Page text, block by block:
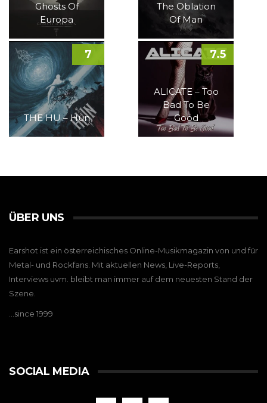
Ghosts Of
Europa
The Oblation
Of Man
THE HU – Hun
7
ALICATE – Too
Bad To Be
Good
7.5
ÜBER UNS
Earshot ist ein österreichisches Online-Musikmagazin von und für
Metal- und Rockfans. Mit aktuellen News, Live-Reports,
Interviews uvm. bleibt man immer auf dem neuesten Stand der
Szene.
…since 1999
SOCIAL MEDIA